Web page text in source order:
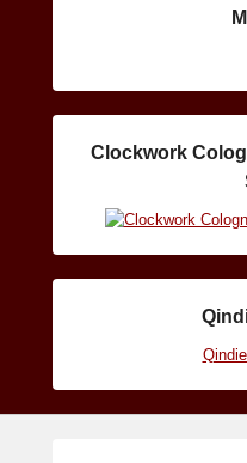
Clockwork